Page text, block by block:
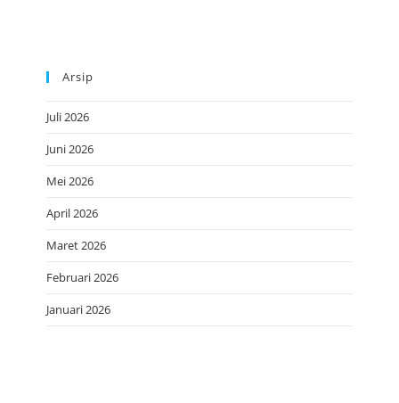
Arsip
Juli 2026
Juni 2026
Mei 2026
April 2026
Maret 2026
Februari 2026
Januari 2026